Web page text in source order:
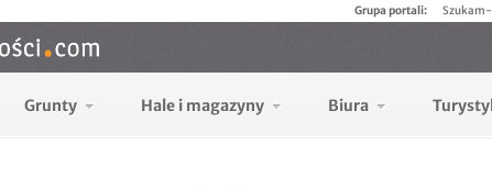
Grupa portali:
Grunty Hale i magazyny Biura